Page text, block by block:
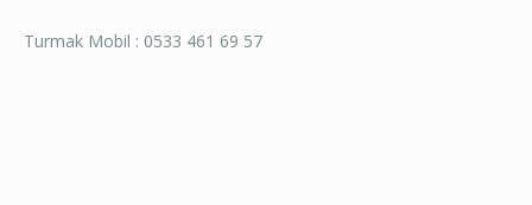
Turmak Mobil : 0533 461 69 57